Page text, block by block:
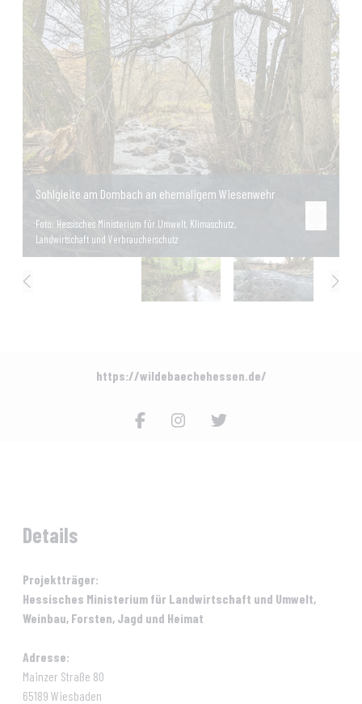
Sohlgleite am Dombach an ehemaligem Wiesenwehr
Foto: Hessisches Ministerium für Umwelt, Klimaschutz,
Landwirtschaft und Verbraucherschutz
https://wildebaechehessen.de/
Details
Projektträger:
Hessisches Ministerium für Landwirtschaft und Umwelt,
Weinbau, Forsten, Jagd und Heimat
Adresse:
Mainzer Straße 80
65189 Wiesbaden